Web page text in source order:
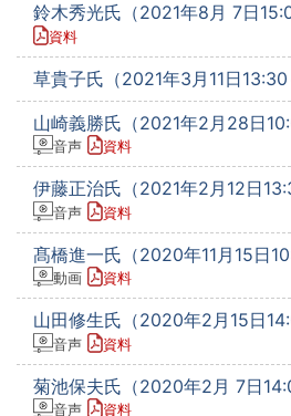
鈴木秀光氏（2021年8月 7日
資料
草貴子氏（2021年3月11日13:30
山崎義勝氏（2021年2月28日
音声 資料
伊藤正治氏（2021年2月12日
音声 資料
髙橋進一氏（2020年11月15日
動画 資料
山田修生氏（2020年2月15日
音声 資料
菊池保夫氏（2020年2月 7日
音声 資料